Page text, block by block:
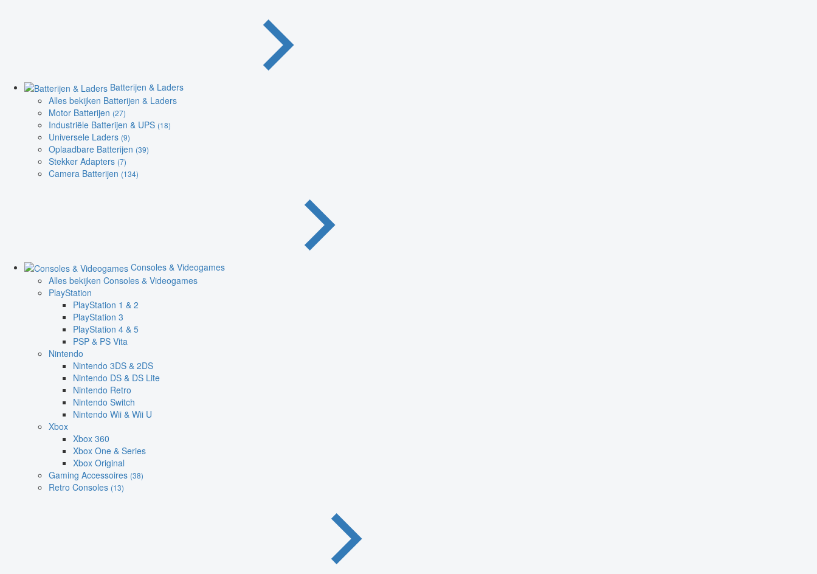
Batterijen & Laders
Alles bekijken Batterijen & Laders
Motor Batterijen (27)
Industriële Batterijen & UPS (18)
Universele Laders (9)
Oplaadbare Batterijen (39)
Stekker Adapters (7)
Camera Batterijen (134)
Consoles & Videogames
Alles bekijken Consoles & Videogames
PlayStation
PlayStation 1 & 2
PlayStation 3
PlayStation 4 & 5
PSP & PS Vita
Nintendo
Nintendo 3DS & 2DS
Nintendo DS & DS Lite
Nintendo Retro
Nintendo Switch
Nintendo Wii & Wii U
Xbox
Xbox 360
Xbox One & Series
Xbox Original
Gaming Accessoires (38)
Retro Consoles (13)